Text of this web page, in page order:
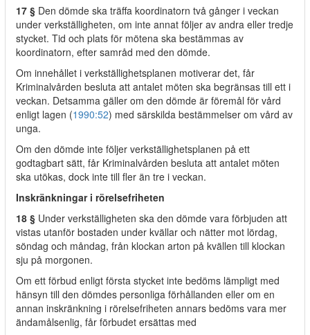
17 § Den dömde ska träffa koordinatorn två gånger i veckan
under verkställigheten, om inte annat följer av andra eller tredje
stycket. Tid och plats för mötena ska bestämmas av
koordinatorn, efter samråd med den dömde.
Om innehållet i verkställighetsplanen motiverar det, får
Kriminalvården besluta att antalet möten ska begränsas till ett i
veckan. Detsamma gäller om den dömde är föremål för vård
enligt lagen (1990:52) med särskilda bestämmelser om vård av
unga.
Om den dömde inte följer verkställighetsplanen på ett
godtagbart sätt, får Kriminalvården besluta att antalet möten
ska utökas, dock inte till fler än tre i veckan.
Inskränkningar i rörelsefriheten
18 § Under verkställigheten ska den dömde vara förbjuden att
vistas utanför bostaden under kvällar och nätter mot lördag,
söndag och måndag, från klockan arton på kvällen till klockan
sju på morgonen.
Om ett förbud enligt första stycket inte bedöms lämpligt med
hänsyn till den dömdes personliga förhållanden eller om en
annan inskränkning i rörelsefriheten annars bedöms vara mer
ändamålsenlig, får förbudet ersättas med